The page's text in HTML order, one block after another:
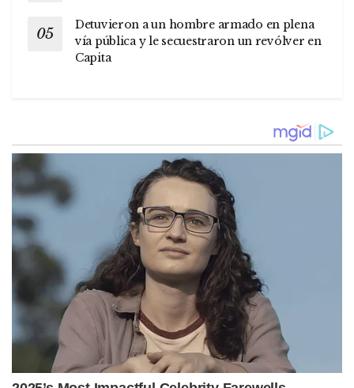
Detuvieron a un hombre armado en plena
vía pública y le secuestraron un revólver en
Capita